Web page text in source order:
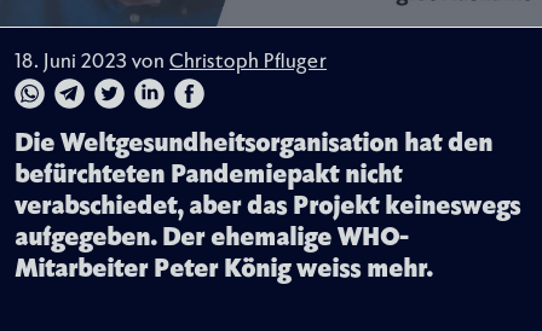
18. Juni 2023 von Christoph Pfluger
Die Weltgesundheitsorganisation hat den
befürchteten Pandemiepakt nicht
verabschiedet, aber das Projekt keineswegs
aufgegeben. Der ehemalige WHO-
Mitarbeiter Peter König weiss mehr.